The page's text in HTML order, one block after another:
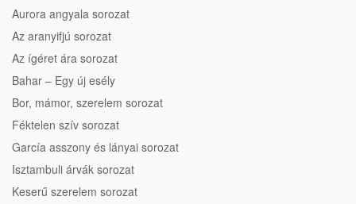
Aurora angyala sorozat
Az aranyifjú sorozat
Az ígéret ára sorozat
Bahar – Egy új esély
Bor, mámor, szerelem sorozat
Féktelen szív sorozat
García asszony és lányai sorozat
Isztambuli árvák sorozat
Keserű szerelem sorozat